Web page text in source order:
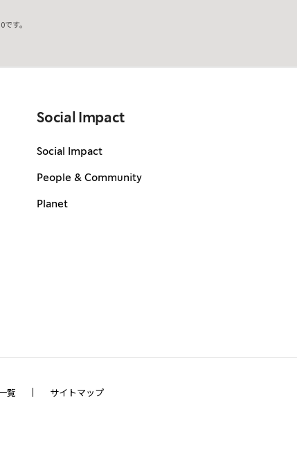
す。
Social Impact
Social Impact
People & Community
Planet
覧 サイトマップ